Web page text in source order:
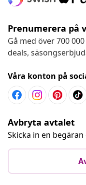
Prenumerera på
Gå med över 700
deals,
Våra konton på
Avbryta avtalet
Skicka in en